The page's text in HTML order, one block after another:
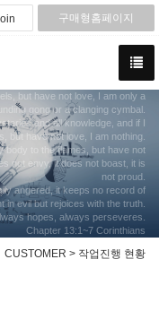
구매형홈페이지
but have not love, I am only a
gong or a clanging cymbal.
and all knowledge, and if I
but have not love, I am nothing.
body to the flames, but have not
not envy, it does not boast, it is
not proud.
angered, it keeps no record of
in evil but rejoices with the truth.
hopes, always perseveres.
Chapter 13:1~7 Corinthians
CUSTOMER > 작업진행 현황